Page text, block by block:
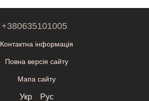
+380635101005
Контактна інформація
Повна версія сайту
Мапа сайту
Укр Рус